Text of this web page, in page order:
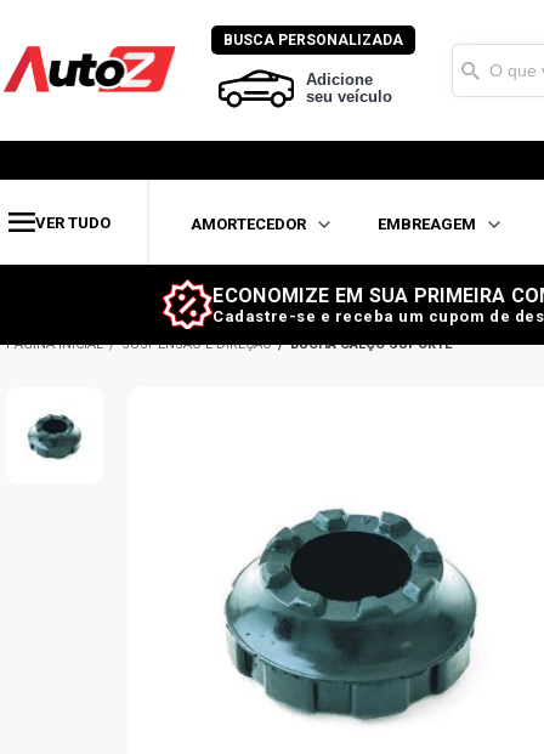
BUSCA PERSONALIZADA
Adicione
seu veículo
VER TUDO AMORTECEDOR EMBREAGEM
ECONOMIZE EM SUA PRIMEIRA
Cadastre-se e receba um cupom de
SUSPENSÃO E DIREÇÃO BUCHA CALÇO SUPORTE